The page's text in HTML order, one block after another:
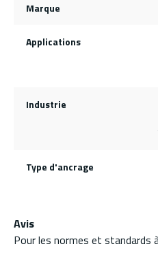
Marque
Applications
Industrie
Type d'ancrage
Avis
Pour les normes et standards